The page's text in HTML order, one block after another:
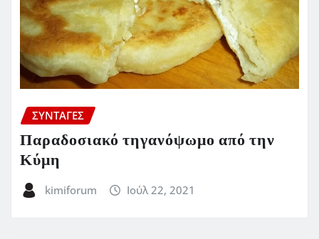
ΣΥΝΤΑΓΈΣ
Παραδοσιακό τηγανόψωμο από την
Κύμη
kimiforum Ιούλ 22, 2021